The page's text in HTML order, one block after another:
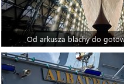
Od arkusza blachy do